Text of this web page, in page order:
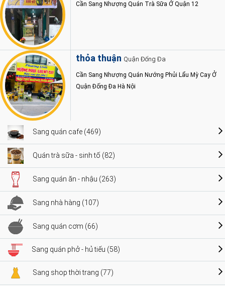
Cần Sang Nhượng Quán Trà Sữa Ở Quận 12
thỏa thuận Quận Đống Đa
Cần Sang Nhượng Quán Nướng Phủi Lẩu Mỳ Cay Ở
Quận Đống Đa Hà Nội
Sang quán cafe (469)
Quán trà sữa - sinh tố (82)
Sang quán ăn - nhậu (263)
Sang nhà hàng (107)
Sang quán cơm (66)
Sang quán phở - hủ tiếu (58)
Sang shop thời trang (77)